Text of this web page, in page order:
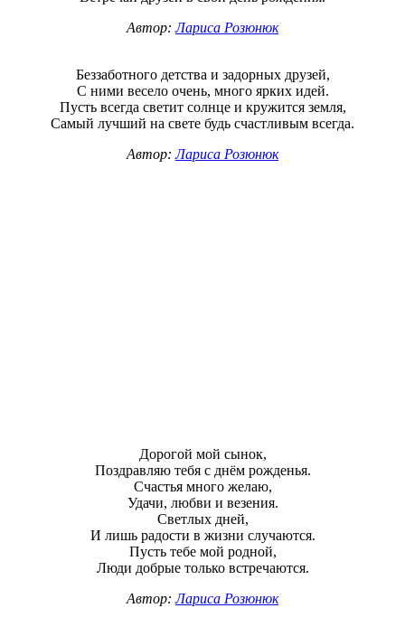
Автор:Лариса Розюнюк
Беззаботного детства и задорных друзей,
С ними весело очень, много ярких идей.
Пусть всегда светит солнце и кружится земля,
Самый лучший на свете будь счастливым всегда.
Автор:Лариса Розюнюк
Дорогой мой сынок,
Поздравляю тебя с днём рожденья.
Счастья много желаю,
Удачи, любви и везения.
Светлых дней,
И лишь радости в жизни случаются.
Пусть тебе мой родной,
Люди добрые только встречаются.
Автор:Лариса Розюнюк